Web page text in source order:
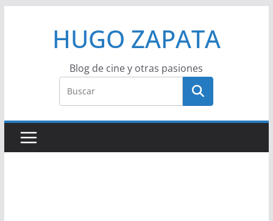
HUGO ZAPATA
Blog de cine y otras pasiones